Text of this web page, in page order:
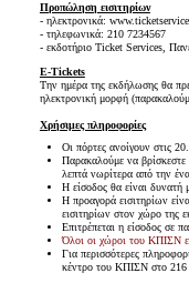
Προπώληση εισιτηρίων
- ηλεκτρονικά:
- τηλεφωνικά: 210 7234567
- εκδοτήριο Ticket Services,
E-Tickets
Την ημέρα της εκδήλωσης θα
ηλεκτρονική μορφή
Χρήσιμες πληροφορίες
Οι πόρτες ανοίγουν στις
Παρακαλούμε να
λεπτά νωρίτερα από την
Η είσοδος θα είναι δυνατή
Η προαγορά εισιτηρίων
εισιτηρίων στον χώρο της
Επιτρέπεται η είσοδος σε
Όλοι οι χώροι του ΚΠΙΣΝ
Για περισσότερες
κέντρο του ΚΠΙΣΝ στο 216